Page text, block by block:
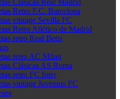
Clásicas Real Madrid
Retro F.C. Barcelona
vintage Sevilla FC
Retro Atlético de Madrid
retro Real Betis
retro AC Milan
Clásicas AS Roma
retro FC Inter
vintage Juventus FC